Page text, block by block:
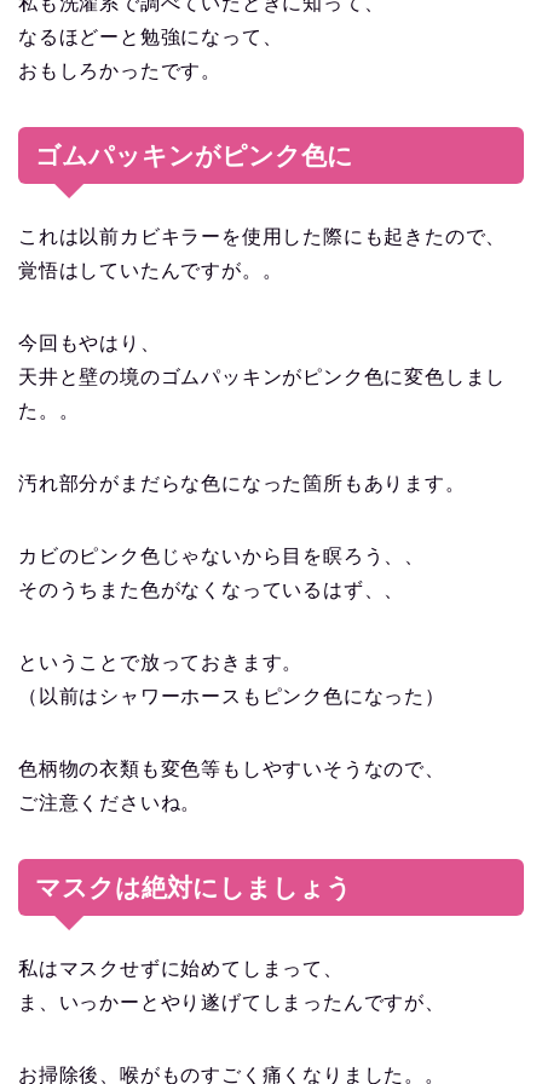
なるほどーと勉強になって、
おもしろかったです。
ゴムパッキンがピンク色に
これは以前カビキラーを使用した際にも起きたので、
覚悟はしていたんですが。。
今回もやはり、
天井と壁の境のゴムパッキンがピンク色に変色しまし
た。。
汚れ部分がまだらな色になった箇所もあります。
カビのピンク色じゃないから目を瞑ろう、、
そのうちまた色がなくなっているはず、、
ということで放っておきます。
（以前はシャワーホースもピンク色になった）
色柄物の衣類も変色等もしやすいそうなので、
ご注意くださいね。
マスクは絶対にしましょう
私はマスクせずに始めてしまって、
ま、いっかーとやり遂げてしまったんですが、
お掃除後、喉がものすごく痛くなりました。。